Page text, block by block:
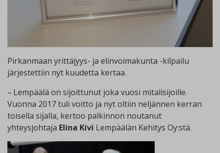
Pirkanmaan yrittäjyys- ja elinvoimakunta -kilpailu
järjestettiin nyt kuudetta kertaa.
– Lempäälä on sijoittunut joka vuosi mitalisijoille.
Vuonna 2017 tuli voitto ja nyt oltiin neljännen kerran
toisella sijalla, kertoo palkinnon noutanut
yhteysjohtaja Elina Kivi Lempäälän Kehitys Oy:stä.